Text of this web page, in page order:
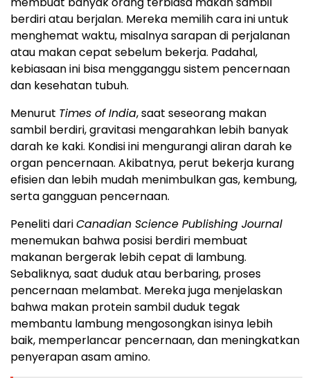
berdiri atau berjalan. Mereka memilih cara ini untuk
menghemat waktu, misalnya sarapan di perjalanan
atau makan cepat sebelum bekerja. Padahal,
kebiasaan ini bisa mengganggu sistem pencernaan
dan kesehatan tubuh.
Menurut Times of India, saat seseorang makan
sambil berdiri, gravitasi mengarahkan lebih banyak
darah ke kaki. Kondisi ini mengurangi aliran darah ke
organ pencernaan. Akibatnya, perut bekerja kurang
efisien dan lebih mudah menimbulkan gas, kembung,
serta gangguan pencernaan.
Peneliti dariCanadian Science Publishing Journal
menemukan bahwa posisi berdiri membuat
makanan bergerak lebih cepat di lambung.
Sebaliknya, saat duduk atau berbaring, proses
pencernaan melambat. Mereka juga menjelaskan
bahwa makan protein sambil duduk tegak
membantu lambung mengosongkan isinya lebih
baik, memperlancar pencernaan, dan meningkatkan
penyerapan asam amino.